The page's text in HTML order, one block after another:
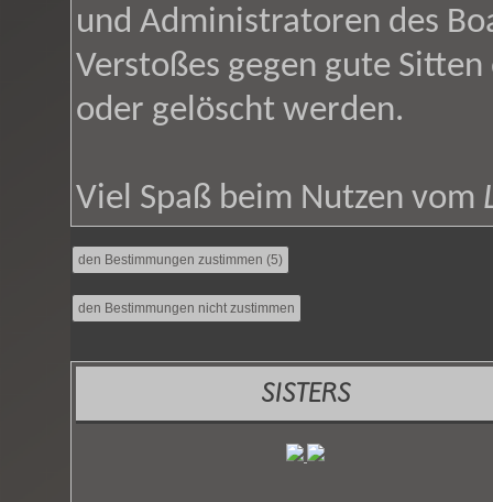
und Administratoren des
Verstoßes gegen gute
oder gelöscht werden.
Viel Spaß beim Nutzen vom
SISTERS